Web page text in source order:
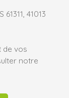
41013
de vos
notre